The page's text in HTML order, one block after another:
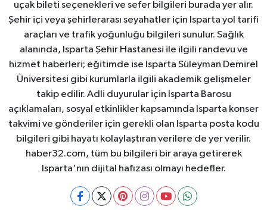
uçak bileti seçenekleri ve sefer bilgileri burada yer alır.
Şehir içi veya şehirlerarası seyahatler için Isparta yol tarifi
araçları ve trafik yoğunluğu bilgileri sunulur. Sağlık
alanında, Isparta Şehir Hastanesi ile ilgili randevu ve
hizmet haberleri; eğitimde ise Isparta Süleyman Demirel
Üniversitesi gibi kurumlarla ilgili akademik gelişmeler
takip edilir. Adli duyurular için Isparta Barosu
açıklamaları, sosyal etkinlikler kapsamında Isparta konser
takvimi ve gönderiler için gerekli olan Isparta posta kodu
bilgileri gibi hayatı kolaylaştıran verilere de yer verilir.
haber32.com, tüm bu bilgileri bir araya getirerek
Isparta'nın dijital hafızası olmayı hedefler.